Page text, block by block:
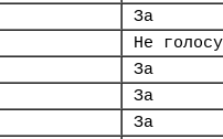
За
Не
За
За
За